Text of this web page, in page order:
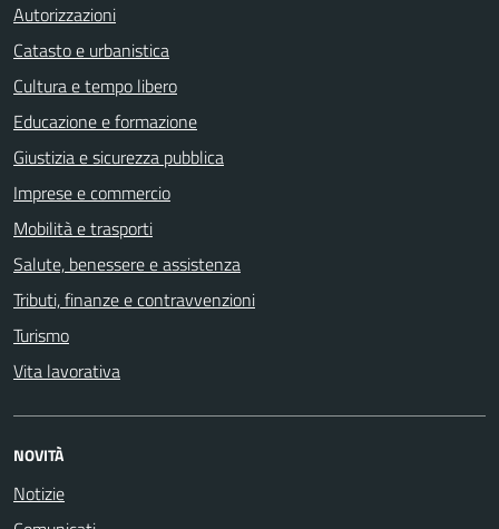
Autorizzazioni
Catasto e urbanistica
Cultura e tempo libero
Educazione e formazione
Giustizia e sicurezza pubblica
Imprese e commercio
Mobilità e trasporti
Salute, benessere e assistenza
Tributi, finanze e contravvenzioni
Turismo
Vita lavorativa
NOVITÀ
Notizie